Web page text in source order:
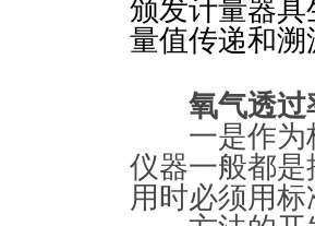
颁发计量器
量值传递和溯
氧气透
一是作为校
仪器一般都
用时必须用